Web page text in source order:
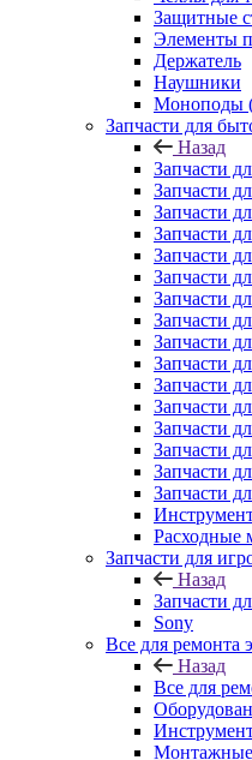
Моноподы
Запчасти для
Назад
Запчасти
Запчасти
Запчасти
Запчасти
Запчасти
Запчасти
Запчасти
Запчасти
Запчасти
Запчасти
Запчасти
Запчасти
Запчасти
Запчасти
Запчасти
Запчасти
Расходные
Запчасти для
Назад
Запчасти
Sony
Все для ремонта
Назад
Все для
Монтажные
Скальпели,
Системы
Скотчи,
Тачскрины